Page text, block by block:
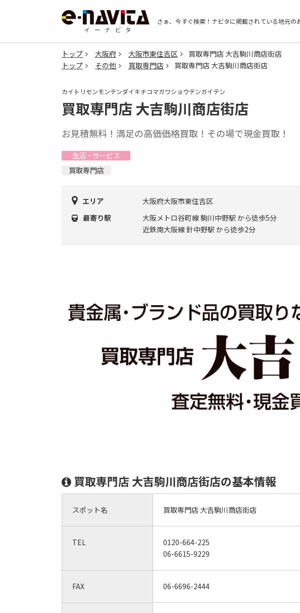
さぁ、今すぐ検索！ ナビタに掲載されている地元の
トップ 大阪府 大阪市東住吉区
買取専門店 大吉駒川商店街店
トップ
その他 買取専門店 買取専門店 大吉駒川商店街店
カイトリセンモンテンダイキチコマガワショウテンガイテン
買取専門店 大吉駒川商店街店
お見積無料！満足の高価価格買取！その場で現金買取！
生活・サービス
買取専門店
エリア
大阪府大阪市東住吉区
最寄り駅
大阪メトロ谷町線 駒川中野駅 から徒歩5分
近鉄南大阪線 針中野駅 から徒歩2分
買取専門店 大吉駒川商店街店の基本情報
スポット名 買取専門店 大吉駒川商店街店
TEL
0120-664-225
06-6615-9229
FAX 06-6696-2444